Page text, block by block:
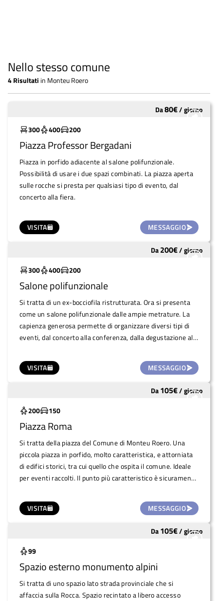
Nello stesso comune
4Risultati in Monteu Roero
VISITA MESSAGGIO
Da80€/giorno
300
400 200
Piazza Professor Bergadani
Piazza in porfido adiacente al salone polifunzionale.
Possibilità di usare i due spazi combinati. La piazza aperta
sulle rocche si presta per qualsiasi tipo di evento, dal
concerto alla fiera.
VISITA MESSAGGIO
Da200€/giorno
300
400 200
Salone polifunzionale
Si tratta di un ex-bocciofila ristrutturata. Ora si presenta
come un salone polifunzionale dalle ampie metrature. La
capienza generosa permette di organizzare diversi tipi di
eventi, dal concerto alla conferenza, dalla degustazione alla
sala adiacente più piccola di 60 mq, dove si trova anche un
frigo per conservare i cibi.
VISITA MESSAGGIO
Da105€/giorno
200
150
Piazza Roma
Si tratta della piazza del Comune di Monteu Roero. Una
piccola piazza in porfido, molto caratteristica, e attorniata
di edifici storici, tra cui quello che ospita il comune. Ideale
per eventi raccolti. Il punto più caratteristico è sicuramente
servire come copertura in caso di maltempo. La vicinanza
alla strada provinciale può necessitare di dover chiudere la
Da105€/giorno
99
Spazio esterno monumento alpini
Si tratta di uno spazio lato strada provinciale che si
affaccia sulla Rocca. Spazio recintato a libero accesso